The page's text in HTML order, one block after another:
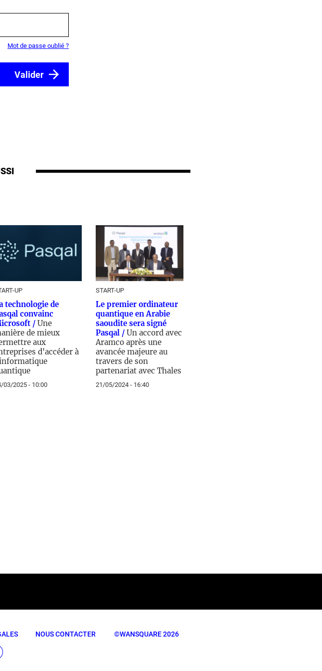
Mot de passe oublié ?
UP
technologie de
convainc
/ Une
de mieux
aux
d'accéder à
03/2025 - 10:00
START-UP
Le premier ordinateur
quantique en Arabie
saoudite sera signé
Pasqal / Un accord avec
Aramco après une
avancée majeure au
travers de son
partenariat avec Thales
21/05/2024 - 16:40
NOUS CONTACTER ©WANSQUARE 2026